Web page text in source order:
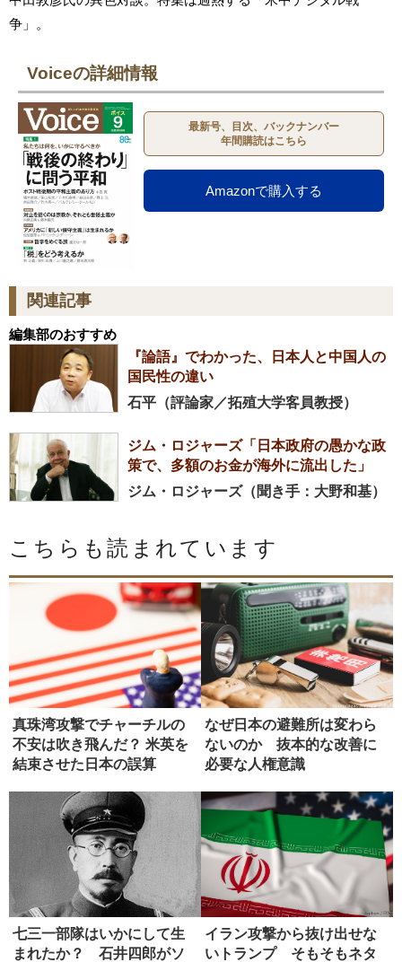
争」。
Voiceの詳細情報
最新号、目次、バックナンバー
年間購読はこちら
Amazonで購入する
関連記事
編集部のおすすめ
『論語』でわかった、日本人と中国人の
国民性の違い
石平（評論家／拓殖大学客員教授）
ジム・ロジャーズ「日本政府の愚かな政
策で、多額のお金が海外に流出した」
ジム・ロジャーズ（聞き手：大野和基）
こちらも読まれています
真珠湾攻撃でチャーチルの
不安は吹き飛んだ？ 米英を
結束させた日本の誤算
なぜ日本の避難所は変わら
ないのか 抜本的な改善に
必要な人権意識
七三一部隊はいかにして生
まれたか？ 石井四郎がソ
イラン攻撃から抜け出せな
いトランプ そもそもネタ